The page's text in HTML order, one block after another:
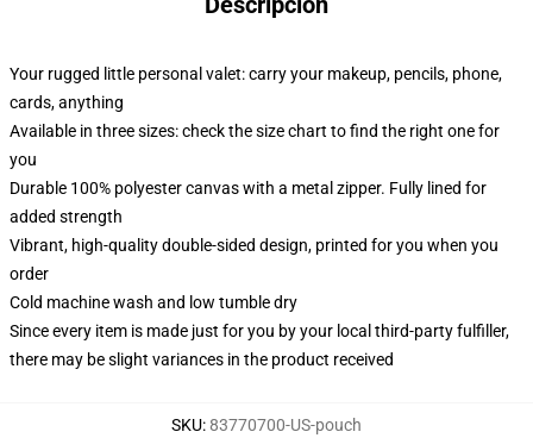
Your rugged little personal valet: carry your makeup, pencils, phone,
cards, anything
Available in three sizes: check the size chart to find the right one for
you
Durable 100% polyester canvas with a metal zipper. Fully lined for
added strength
Vibrant, high-quality double-sided design, printed for you when you
order
Cold machine wash and low tumble dry
Since every item is made just for you by your local third-party fulfiller,
there may be slight variances in the product received
SKU:83770700-US-pouch